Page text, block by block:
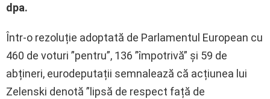
dpa.
Într-o rezoluție adoptată de Parlamentul European cu
460 de voturi ”pentru”, 136 ”împotrivă” și 59 de
abțineri, eurodeputații semnalează că acțiunea lui
Zelenski denotă ”lipsă de respect față de